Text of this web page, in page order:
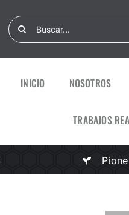
Search
for:
INICIO NOSOTROS
TRABAJOS